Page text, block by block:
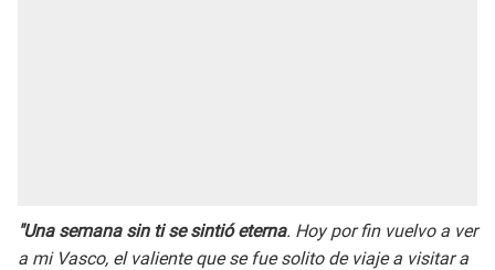
"Una semana sin ti se sintió eterna. Hoy por fin vuelvo a ver
a mi Vasco, el valiente que se fue solito de viaje a visitar a